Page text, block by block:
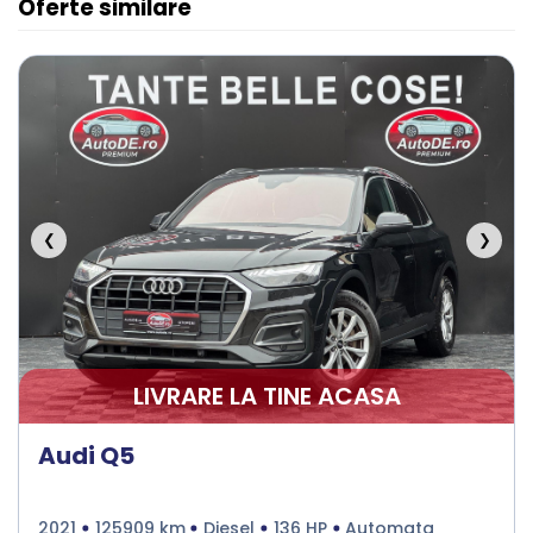
Oferte similare
❮ ❯
LIVRARE LA TINE ACASA
Audi Q5
2021 125909 km Diesel 136 HP Automata